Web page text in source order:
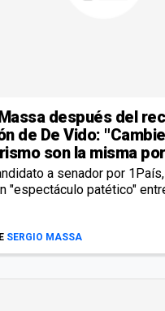
después del
de De Vido:
son la misma
a senador por
"espectáculo patético"
SERGIO MASSA